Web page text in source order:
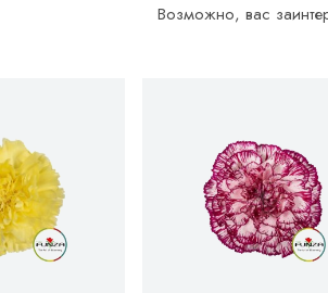
Возможно, вас